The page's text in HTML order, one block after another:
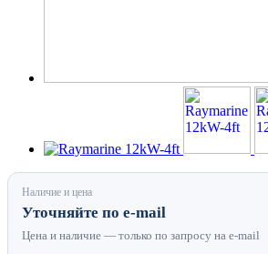
Наличие и цена
Уточняйте по e-mail
Цена и наличие — только по запросу на e-mail